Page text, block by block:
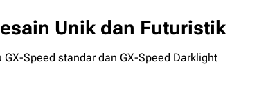
Unik dan Futuristik
Speed standar dan GX-Speed Darklight